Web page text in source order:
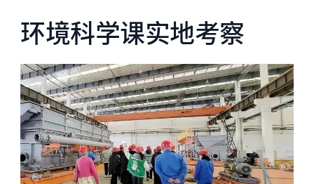
环境科学课实地考察